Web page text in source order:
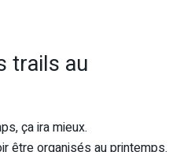
trails au
ça ira mieux.
être organisés au printemps.